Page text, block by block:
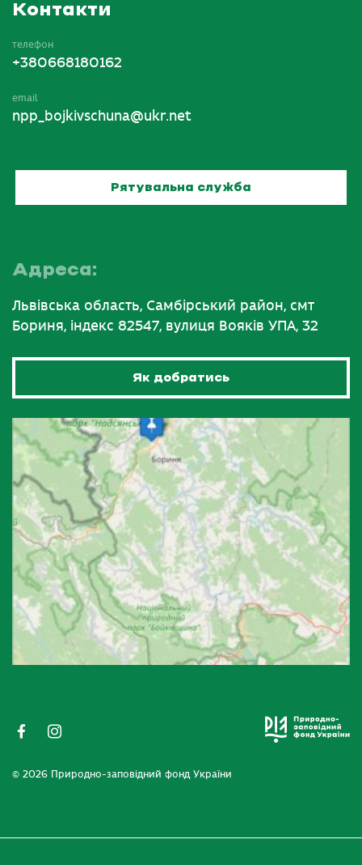
Контакти
телефон
+380668180162
email
npp_bojkivschuna@ukr.net
Рятувальна служба
Адреса:
Львівська область, Самбірський район, смт
Бориня, індекс 82547, вулиця Вояків УПА, 32
Як добратись
© 2026 Природно-заповідний фонд України